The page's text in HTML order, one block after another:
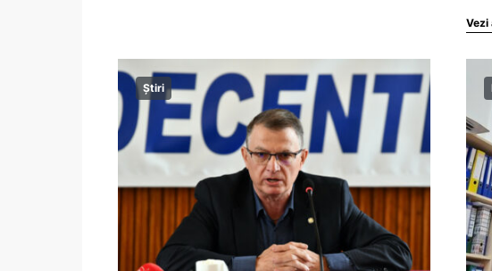
Vezi
Știri